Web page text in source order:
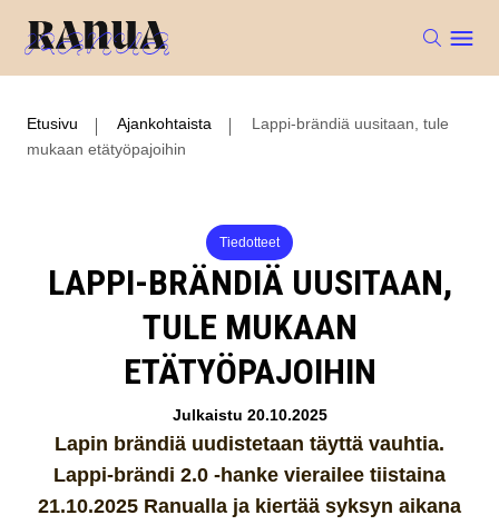
Etusivu Ajankohtaista
Lappi-brändiä uusitaan, tule
mukaan etätyöpajoihin
Tiedotteet
LAPPI-BRÄNDIÄ UUSITAAN,
TULE MUKAAN
ETÄTYÖPAJOIHIN
Julkaistu 20.10.2025
Lapin brändiä uudistetaan täyttä vauhtia.
Lappi-brändi 2.0 -hanke vierailee tiistaina
21.10.2025 Ranualla ja kiertää syksyn aikana